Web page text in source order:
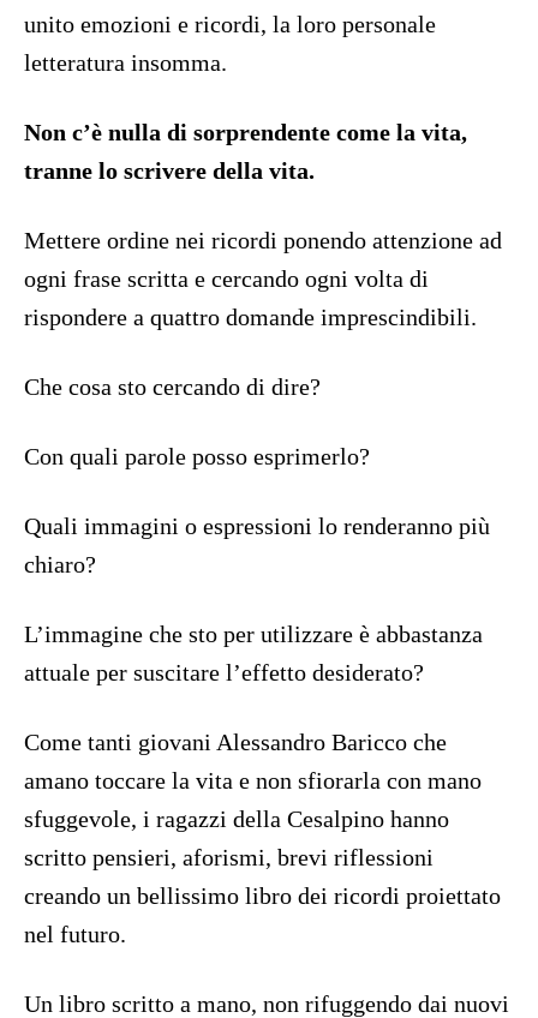
unito emozioni e ricordi, la loro personale
letteratura insomma.
Non c’è nulla di sorprendente come la vita,
tranne lo scrivere della vita.
Mettere ordine nei ricordi ponendo attenzione ad
ogni frase scritta e cercando ogni volta di
rispondere a quattro domande imprescindibili.
Che cosa sto cercando di dire?
Con quali parole posso esprimerlo?
Quali immagini o espressioni lo renderanno più
chiaro?
L’immagine che sto per utilizzare è abbastanza
attuale per suscitare l’effetto desiderato?
Come tanti giovani Alessandro Baricco che
amano toccare la vita e non sfiorarla con mano
sfuggevole, i ragazzi della Cesalpino hanno
scritto pensieri, aforismi, brevi riflessioni
creando un bellissimo libro dei ricordi proiettato
nel futuro.
Un libro scritto a mano, non rifuggendo dai nuovi